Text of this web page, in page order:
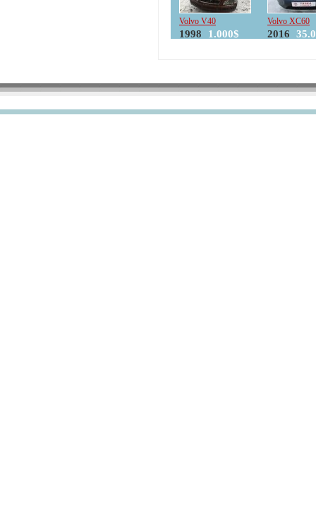
Volvo V40
1998 1.000$
Volvo XC60
2016